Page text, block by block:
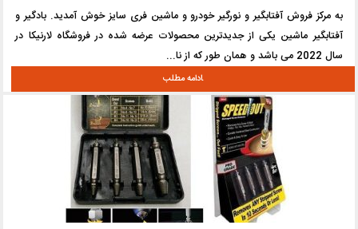
به مرکز فروش آفتابگیر و نورگیر خودرو و ماشین فری سایز خوش آمدید. بادگیر و
آفتابگیر ماشین یکی از جدیدترین محصولات عرضه شده در فروشگاه لارنیکا در
سال 2022 می باشد و همان طور که از نا...